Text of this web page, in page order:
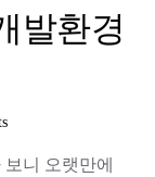
발환경
니 오랫만에